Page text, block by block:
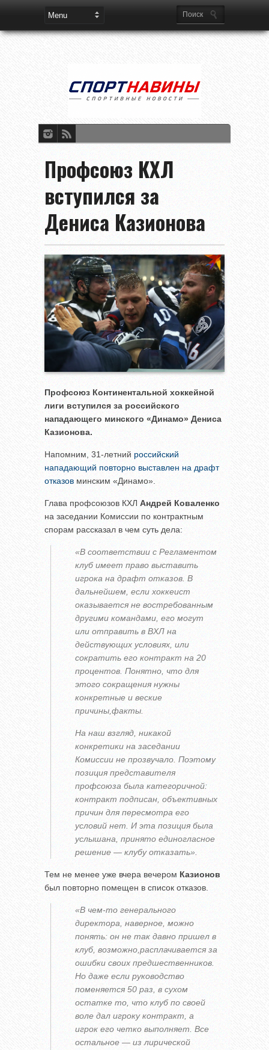
Профсоюз КХЛ
вступился за
Дениса Казионова
Профсоюз Континентальной хоккейной
лиги вступился за российского
нападающего минского «Динамо» Дениса
Казионова.
Напомним, 31-летний российский
нападающий повторно выставлен на драфт
отказов минским «Динамо».
Глава профсоюзов КХЛ Андрей Коваленко
на заседании Комиссии по контрактным
спорам рассказал в чем суть дела:
«В соответствии с Регламентом
клуб имеет право выставить
игрока на драфт отказов. В
дальнейшем, если хоккеист
оказывается не востребованным
другими командами, его могут
или отправить в ВХЛ на
действующих условиях, или
сократить его контракт на 20
процентов. Понятно, что для
этого сокращения нужны
конкретные и веские
причины,факты.
На наш взгляд, никакой
конкретики на заседании
Комиссии не прозвучало. Поэтому
позиция представителя
профсоюза была категоричной:
контракт подписан, объективных
причин для пересмотра его
условий нет. И эта позиция была
услышана, принято единогласное
решение — клубу отказать».
Тем не менее уже вчера вечером Казионов
был повторно помещен в список отказов.
«В чем-то генерального
директора, наверное, можно
понять: он не так давно пришел в
клуб, возможно,расплачивается за
ошибки своих предшественников.
Но даже если руководство
поменяется 50 раз, в сухом
остатке то, что клуб по своей
воле дал игроку контракт, а
игрок его четко выполняет. Все
остальное — из лирической